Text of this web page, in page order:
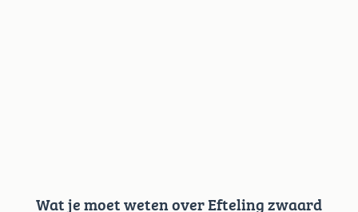
Wat je moet weten over Efteling zwaard